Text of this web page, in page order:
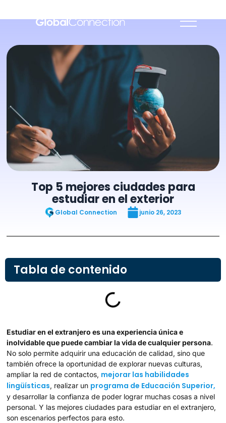
Top 5 mejores ciudades para
estudiar en el exterior
Global Connection junio 26, 2023
Tabla de contenido
Estudiar en el extranjero es una experiencia única e
inolvidable que puede cambiar la vida de cualquier persona.
No solo permite adquirir una educación de calidad, sino que
también ofrece la oportunidad de explorar nuevas culturas,
ampliar la red de contactos, mejorar las habilidades
lingüísticas, realizar un programa de Educación Superior,
y desarrollar la confianza de poder lograr muchas cosas a nivel
personal. Y las mejores ciudades para estudiar en el extranjero,
son escenarios perfectos para esto.